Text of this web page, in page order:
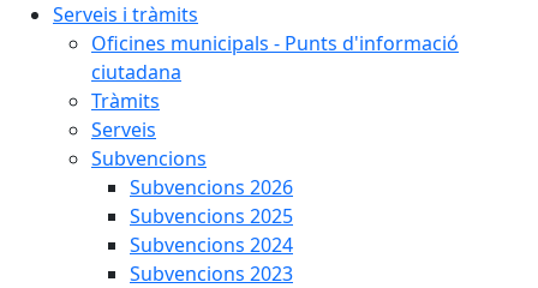
Serveis i tràmits
Oficines municipals - Punts d'informació
ciutadana
Tràmits
Serveis
Subvencions
Subvencions 2026
Subvencions 2025
Subvencions 2024
Subvencions 2023